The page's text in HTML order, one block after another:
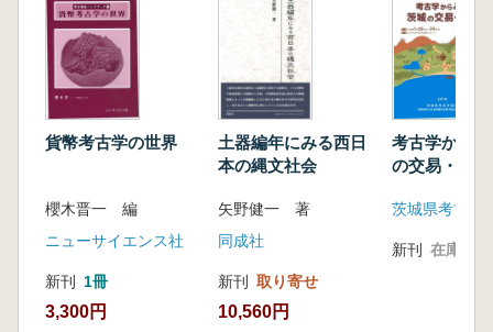
貨幣考古学の世界
櫻木晋一 編
ニューサイエンス社
新刊 1冊
3,300円
土器編年にみる西日
本の縄文社会
矢野健一 著
同成社
新刊 取り寄せ
10,560円
考古学から
の交易・交流
茨城県考古学
新刊 在庫なし